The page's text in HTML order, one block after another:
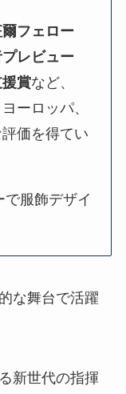
フェロー
レビュー
賞など、
ーロッパ、
価を得てい
服飾デザイ
な舞台で活躍
新世代の指揮